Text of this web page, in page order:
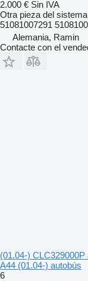
2.000 € Sin IVA
Otra pieza del
51081007291
Alemania, Ramin
Contacte con el
(01.04-)
A44 (01.04-) autobús
6